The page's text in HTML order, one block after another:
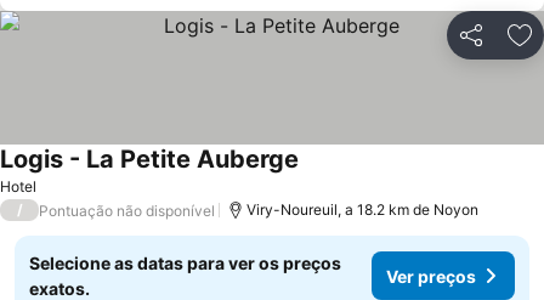
Partilhar
Hotel
Logis - La Petite Auberge
/ Pontuação não disponível Viry-Noureuil, a 18.2 km de Noyon
Selecione as datas para ver os preços
exatos.
Ver preços